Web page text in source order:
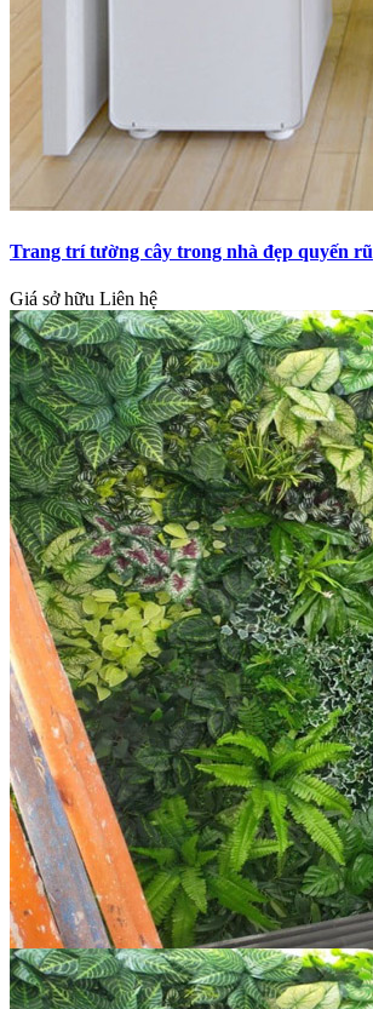
Trang trí tường cây trong nhà đẹp quyến rũ
Giá sở hữu Liên hệ